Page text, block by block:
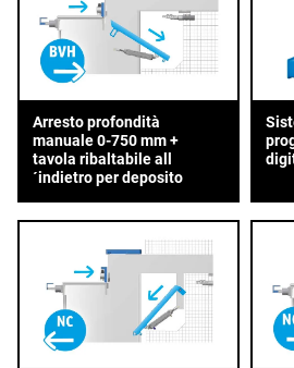
Arresto profondità
manuale 0-750 mm +
tavola ribaltabile all
´indietro per deposito